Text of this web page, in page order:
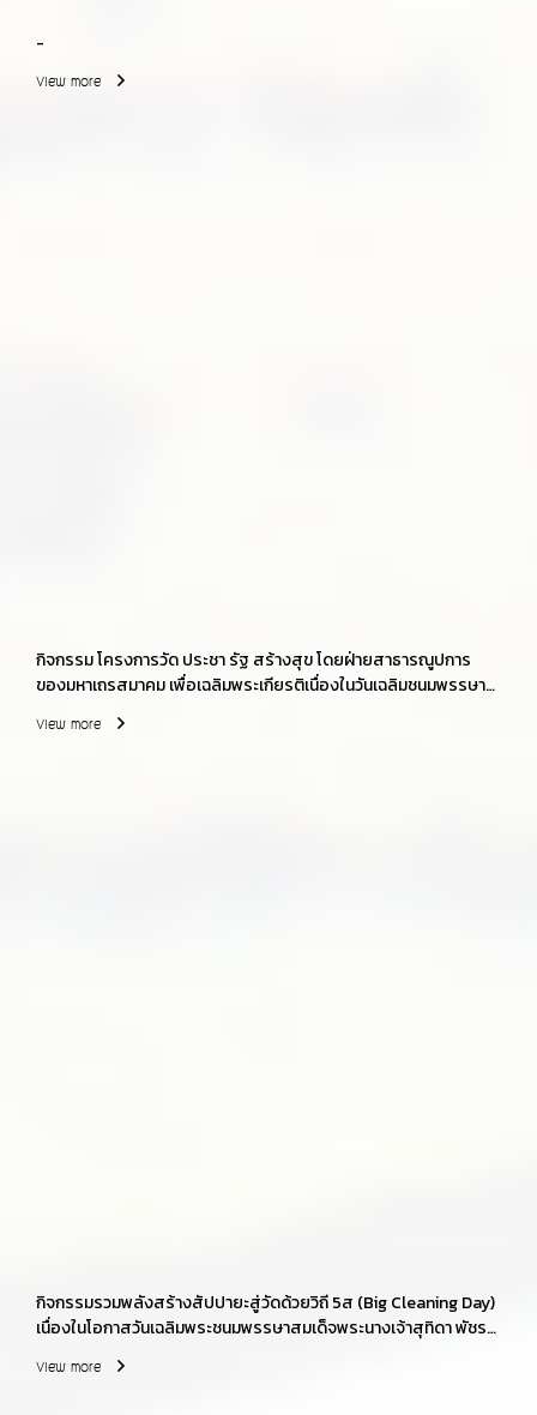
-
View more
กิจกรรม โครงการวัด ประชา รัฐ สร้างสุข โดยฝ่ายสาธารณูปการ
ของมหาเถรสมาคม เพื่อเฉลิมพระเกียรติเนื่องในวันเฉลิมชนมพรรษา
มิถุนายน 2569
View more
กิจกรรมรวมพลังสร้างสัปปายะสู่วัดด้วยวิถี 5ส (Big Cleaning Day)
เนื่องในโอกาสวันเฉลิมพระชนมพรรษาสมเด็จพระนางเจ้าสุทิดา พัชร
View more